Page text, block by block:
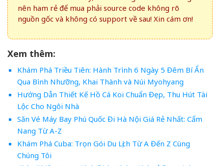
nên ham rẻ để mua phải source code không rõ
nguồn gốc và không có support về sau! Xin cám ơn!
Xem thêm:
Khám Phá Triều Tiên: Hành Trình 6 Ngày 5 Đêm Bí Ẩn
Qua Bình Nhưỡng, Khai Thành và Núi Myohyang
Hướng Dẫn Thiết Kế Hồ Cá Koi Chuẩn Đẹp, Thu Hút Tài
Lộc Cho Ngôi Nhà
Săn Vé Máy Bay Phú Quốc Đi Hà Nội Giá Rẻ Nhất: Cẩm
Nang Từ A-Z
Khám Phá Cuba: Trọn Gói Du Lịch Từ A Đến Z Cùng
Chúng Tôi